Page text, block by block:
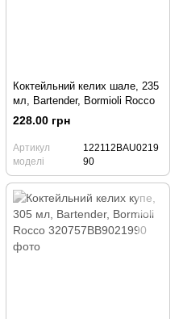
Коктейльний келих шале, 235
мл, Bartender, Bormioli Rocco
228.00 грн
Артикул
моделі
122112BAU0219
90